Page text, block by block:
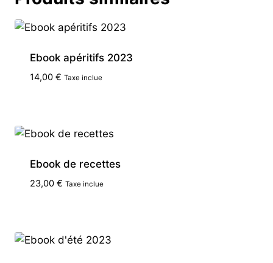
Ebook apéritifs 2023
14,00 € Taxe inclue
Ebook de recettes
23,00 € Taxe inclue